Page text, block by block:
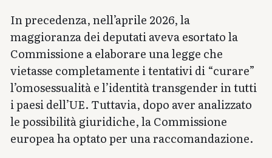
In precedenza, nell’aprile 2026, la
maggioranza dei deputati aveva esortato la
Commissione a elaborare una legge che
vietasse completamente i tentativi di “curare”
l’omosessualità e l’identità transgender in tutti
i paesi dell’UE. Tuttavia, dopo aver analizzato
le possibilità giuridiche, la Commissione
europea ha optato per una raccomandazione.